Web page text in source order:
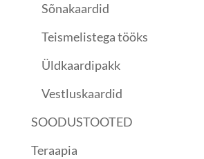
Sõnakaardid
Teismelistega tööks
Üldkaardipakk
Vestluskaardid
SOODUSTOOTED
Teraapia